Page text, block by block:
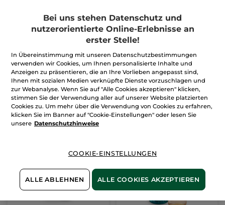
Bei uns stehen Datenschutz und
nutzerorientierte Online-Erlebnisse an
erster Stelle!
In Übereinstimmung mit unseren Datenschutzbestimmungen
verwenden wir Cookies, um Ihnen personalisierte Inhalte und
Anzeigen zu präsentieren, die an Ihre Vorlieben angepasst sind,
Ihnen mit sozialen Medien verknüpfte Dienste vorzuschlagen und
zur Webanalyse. Wenn Sie auf "Alle Cookies akzeptieren" klicken,
stimmen Sie der Verwendung aller auf unserer Website platzierten
Cookies zu. Um mehr über die Verwendung von Cookies zu erfahren,
klicken Sie im Banner auf "Cookie-Einstellungen" oder lesen Sie
unsere Datenschutzhinweise
COOKIE-EINSTELLUNGEN
ALLE ABLEHNEN ALLE COOKIES AKZEPTIEREN